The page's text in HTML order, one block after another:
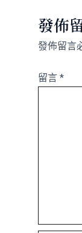
發佈
發佈留言
留言*